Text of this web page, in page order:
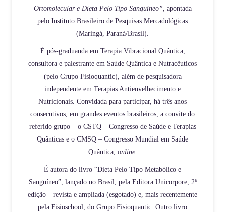
Ortomolecular e Dieta Pelo Tipo Sanguíneo”, apontada
pelo Instituto Brasileiro de Pesquisas Mercadológicas
(Maringá, Paraná/Brasil).
É pós-graduanda em Terapia Vibracional Quântica,
consultora e palestrante em Saúde Quântica e Nutracêuticos
(pelo Grupo Fisioquantic), além de pesquisadora
independente em Terapias Antienvelhecimento e
Nutricionais. Convidada para participar, há três anos
consecutivos, em grandes eventos brasileiros, a convite do
referido grupo – o CSTQ – Congresso de Saúde e Terapias
Quânticas e o CMSQ – Congresso Mundial em Saúde
Quântica, online.
É autora do livro “Dieta Pelo Tipo Metabólico e
Sanguíneo”, lançado no Brasil, pela Editora Unicorpore, 2ª
edição – revista e ampliada (esgotado) e, mais recentemente
pela Fisioschool, do Grupo Fisioquantic. Outro livro